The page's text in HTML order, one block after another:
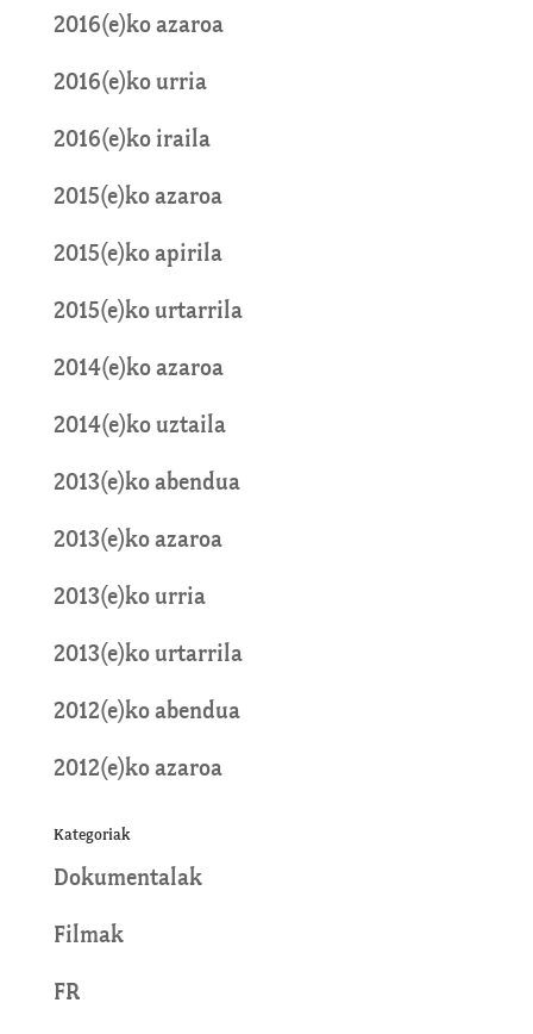
2016(e)ko azaroa
2016(e)ko urria
2016(e)ko iraila
2015(e)ko azaroa
2015(e)ko apirila
2015(e)ko urtarrila
2014(e)ko azaroa
2014(e)ko uztaila
2013(e)ko abendua
2013(e)ko azaroa
2013(e)ko urria
2013(e)ko urtarrila
2012(e)ko abendua
2012(e)ko azaroa
Kategoriak
Dokumentalak
Filmak
FR